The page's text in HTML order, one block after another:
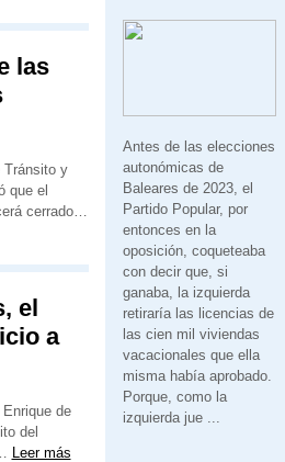
las
Tránsito y
que el
cerrado…
el
a
de
del
Leer más
Antes de las elecciones
autonómicas de
Baleares de 2023, el
Partido Popular, por
entonces en la
oposición, coqueteaba
con decir que, si
ganaba, la izquierda
retiraría las licencias de
las cien mil viviendas
vacacionales que ella
misma había aprobado.
Porque, como la
izquierda jue ...